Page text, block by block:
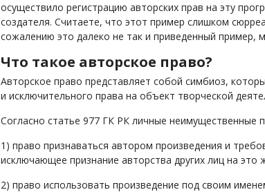
осуществило регистрацию авторских прав на эту
создателя. Считаете, что этот пример слишком
сожалению это далеко не так и приведенный
Что такое авторское право?
Авторское право представляет собой симбиоз,
и исключительного права на объект творческой
Согласно статье 977 ГК РК личные неимущественные
1) право признаваться автором произведения и
исключающее признание авторства других лиц на это
2) право использовать произведение под своим